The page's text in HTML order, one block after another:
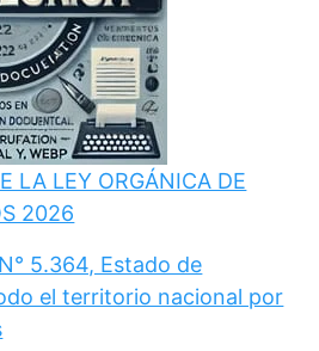
LA LEY ORGÁNICA DE
2026
5.364, Estado de
el territorio nacional por